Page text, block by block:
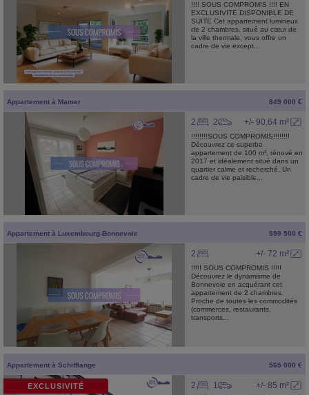
!!!! SOUS COMPROMIS !!!! EN
EXCLUSIVITE DISPONIBLE DE
SUITE Cet appartement lumineux
de 2 chambres, situé au cœur de
la ville thermale, vous offre un
cadre de vie except...
Appartement à Mamer 849 000 €
+/- 90,64 m²
2 2
!!!!!!!!SOUS COMPROMIS!!!!!!!!
Découvrez ce superbe
appartement de 100 m², rénové en
2017 et idéalement situé dans un
quartier calme et recherché. Un
cadre de vie paisible...
Appartement à Luxembourg-Bonnevoie 599 500 €
+/- 72 m²
2
!!!!! SOUS COMPROMIS !!!!!
Découvrez le dynamisme de
Bonnevoie en acquérant cet
appartement de 2 chambres.
Proche de toutes les commodités
(commerces, restaurants,
transports...
Appartement à Schifflange 565 000 €
EXCLUSIVITÉ +/- 85 m²
2 1